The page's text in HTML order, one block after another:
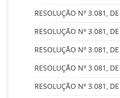
RESOLUÇÃO Nº 3.081,
RESOLUÇÃO Nº 3.081,
RESOLUÇÃO Nº 3.081,
RESOLUÇÃO Nº 3.081,
RESOLUÇÃO Nº 3.081,